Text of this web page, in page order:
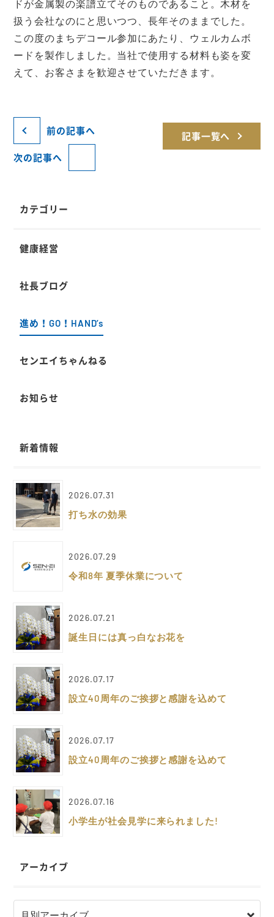
ドが金属製の楽譜立てそのものであること。木材を
扱う会社なのにと思いつつ、長年そのままでした。
この度のまちデコール参加にあたり、ウェルカムボ
ードを製作しました。当社で使用する材料も姿を変
えて、お客さまを歓迎させていただきます。
前の記事へ
記事一覧へ
次の記事へ
カテゴリー
健康経営
社長ブログ
進め！GO！HAND’s
センエイちゃんねる
お知らせ
新着情報
2026.07.31
打ち水の効果
2026.07.29
令和8年 夏季休業について
2026.07.21
誕生日には真っ白なお花を
2026.07.17
設立40周年のご挨拶と感謝を込めて
2026.07.17
設立40周年のご挨拶と感謝を込めて
2026.07.16
小学生が社会見学に来られました!
アーカイブ